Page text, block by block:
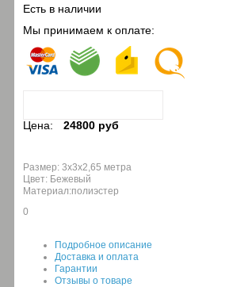
Есть в наличии
Мы принимаем к оплате:
Цена: 24800 руб
Размер: 3х3х2,65 метра
Цвет: Бежевый
Материал:полиэстер
0
Подробное описание
Доставка и оплата
Гарантии
Отзывы о товаре